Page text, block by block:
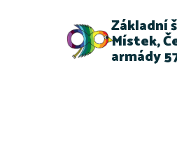
Základní
Místek,
armády